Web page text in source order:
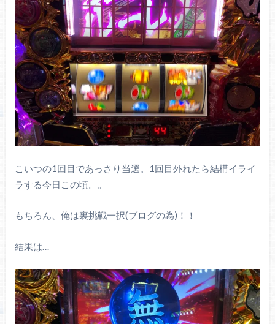
こいつの1回目であっさり当選。1回目外れたら結構イライ
ラする今日この頃。。
もちろん、俺は裏挑戦一択(ブログの為)！！
結果は…